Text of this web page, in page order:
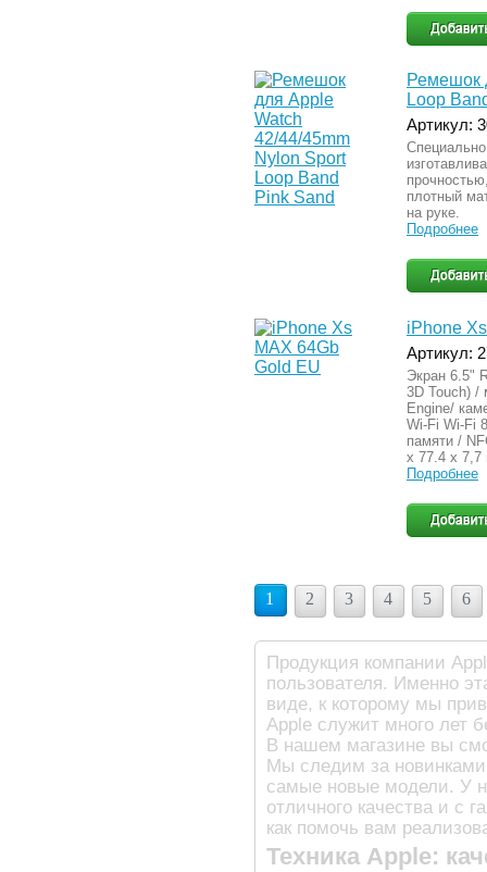
Ремешок
Loop
Артикул:
плотный
на руке.
Подробнее
iPhone
Артикул:
Экран 6.5"
3D Touch) /
Engine/
Wi-Fi Wi-Fi
памяти /
x 77.4 x 7,7
Подробнее
1 2 3 4 5 6
Продукция компании
пользователя. Именно
виде, к которому мы
Apple служит много лет
В нашем магазине вы
Мы следим за новинками
самые новые модели. У
отличного качества и с
как помочь вам
Техника Apple: